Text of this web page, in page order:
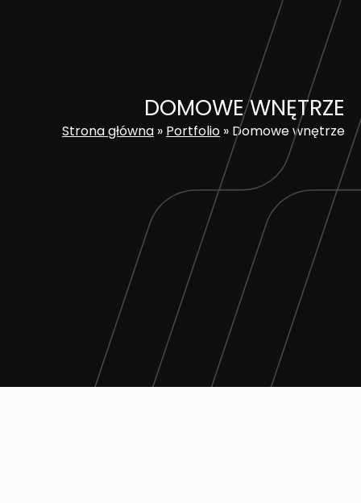
DOMOWE WNĘTRZE
Strona główna » Portfolio » Domowe wnętrze